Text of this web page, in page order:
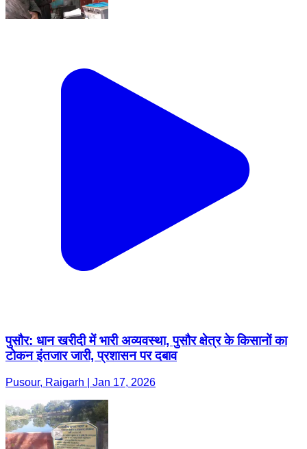
पुसौर: धान खरीदी में भारी अव्यवस्था, पुसौर क्षेत्र के किसानों का
टोकन इंतजार जारी, प्रशासन पर दबाव
Pusour, Raigarh | Jan 17, 2026